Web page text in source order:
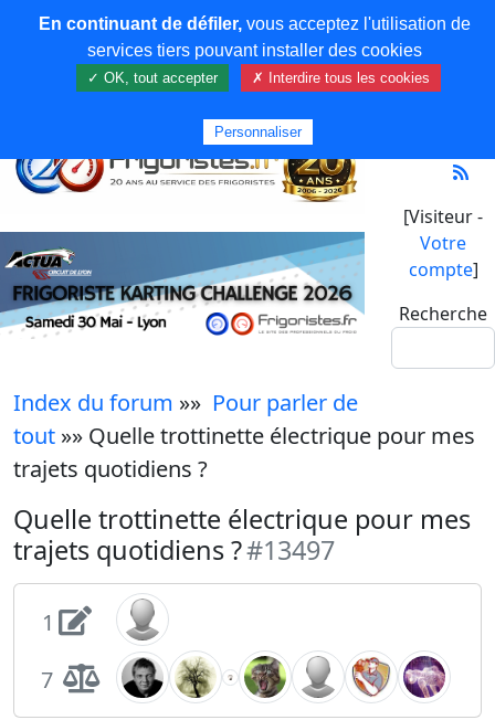
[Visiteur -
Votre
compte]
Recherche
Index du forum »» Pour parler de
tout »» Quelle trottinette électrique pour mes
trajets quotidiens ?
Quelle trottinette électrique pour mes
trajets quotidiens ?#13497
1
7
En continuant de défiler,vous acceptez l'utilisation de
services tiers pouvant installer des cookies
✓ OK, tout accepter ✗ Interdire tous les cookies
Personnaliser